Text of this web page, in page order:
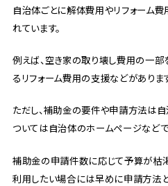
自治体ごとに解体費用やリフォーム
れています。
例えば、空き家の取り壊し費用の一
るリフォーム費用の支援などがありま
ただし、補助金の要件や申請方法は
ついては自治体のホームページなどで
補助金の申請件数に応じて予算が枯
利用したい場合には早めに申請方法と